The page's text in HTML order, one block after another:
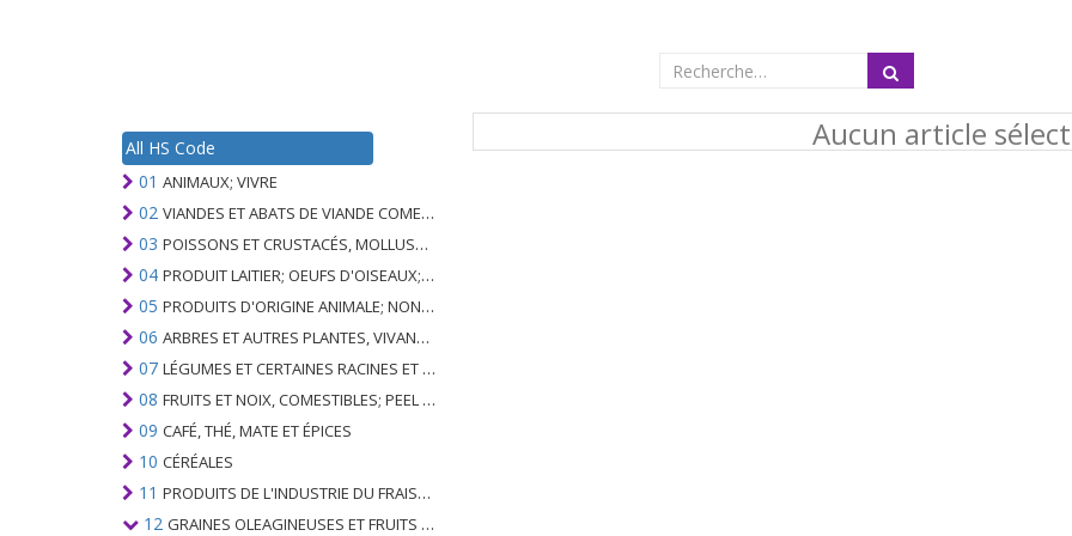
All HS Code
01 ANIMAUX; VIVRE
02 VIANDES ET ABATS DE VIANDE COMESTIBLES
03 POISSONS ET CRUSTACÉS, MOLLUSQUES ET AUTRES INVERTÉBRÉS AQUATIQUES
04 PRODUIT LAITIER; OEUFS D'OISEAUX; MIEL NATUREL; PRODUITS COMESTIBLES D'ORIGINE ANIMALE, NON ÉNUMÉRÉS AILLEURS OU INCLUS
05 PRODUITS D'ORIGINE ANIMALE; NON ÉNUMÉRÉ AILLEURS OU INCLUS
06 ARBRES ET AUTRES PLANTES, VIVANTS; AMPOULES, RACINES ET ANALOGUES; FLEURS COUPEES ET FEUILLAGE ORNEMENTAL
07 LÉGUMES ET CERTAINES RACINES ET TUBERCULES; COMESTIBLE
08 FRUITS ET NOIX, COMESTIBLES; PEEL D'AGRUMES OU DE MELONS
09 CAFÉ, THÉ, MATE ET ÉPICES
10 CÉRÉALES
11 PRODUITS DE L'INDUSTRIE DU FRAISAGE; MALT, AMIDONS, INULINE, GLUTEN DE BLÉ
12 GRAINES OLEAGINEUSES ET FRUITS OLÉAGINEUX; GRAINS DIVERS, GRAINES ET FRUITS, PLANTES INDUSTRIELLES OU MÉDICINALES; PAILLE ET FOURRAGE
Aucun article